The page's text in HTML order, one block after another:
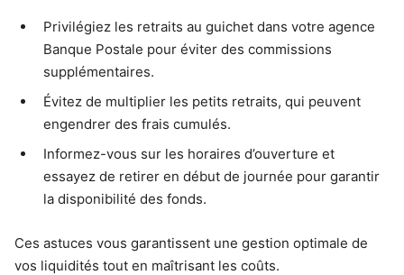
Privilégiez les retraits au guichet dans votre agence
Banque Postale pour éviter des commissions
supplémentaires.
Évitez de multiplier les petits retraits, qui peuvent
engendrer des frais cumulés.
Informez-vous sur les horaires d’ouverture et
essayez de retirer en début de journée pour garantir
la disponibilité des fonds.
Ces astuces vous garantissent une gestion optimale de
vos liquidités tout en maîtrisant les coûts.